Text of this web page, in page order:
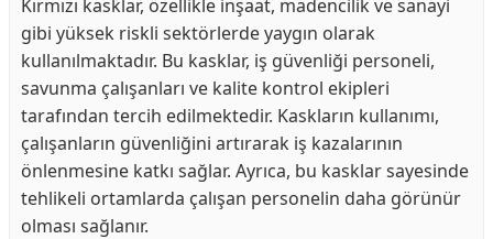
Kırmızı kasklar, özellikle inşaat, madencilik ve sanayi
gibi yüksek riskli sektörlerde yaygın olarak
kullanılmaktadır. Bu kasklar, iş güvenliği personeli,
savunma çalışanları ve kalite kontrol ekipleri
tarafından tercih edilmektedir. Kaskların kullanımı,
çalışanların güvenliğini artırarak iş kazalarının
önlenmesine katkı sağlar. Ayrıca, bu kasklar sayesinde
tehlikeli ortamlarda çalışan personelin daha görünür
olması sağlanır.